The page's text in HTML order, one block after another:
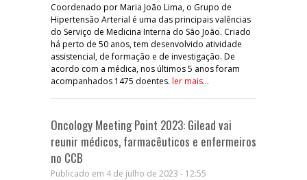
Coordenado por Maria João Lima, o Grupo de
Hipertensão Arterial é uma das principais valências
do Serviço de Medicina Interna do São João. Criado
há perto de 50 anos, tem desenvolvido atividade
assistencial, de formação e de investigação. De
acordo com a médica, nos últimos 5 anos foram
acompanhados 1475 doentes. ler mais...
Oncology Meeting Point 2023: Gilead vai
reunir médicos, farmacêuticos e enfermeiros
no CCB
Publicado em 4 de julho de 2023 - 12:55